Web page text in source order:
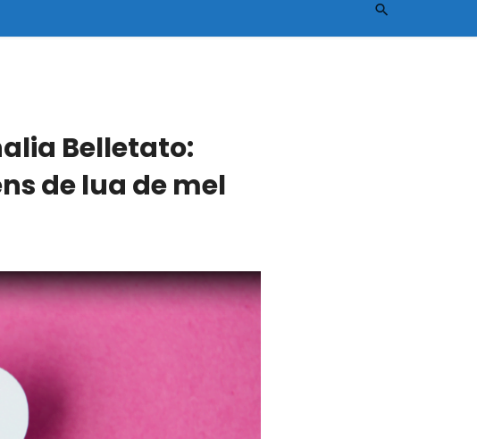
Belletato:
de lua de mel